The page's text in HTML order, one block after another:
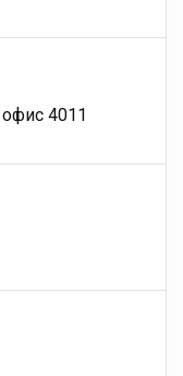
4011